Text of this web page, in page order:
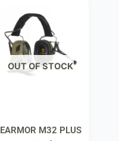
OUT OF STOCK
EARMOR M32 PLUS